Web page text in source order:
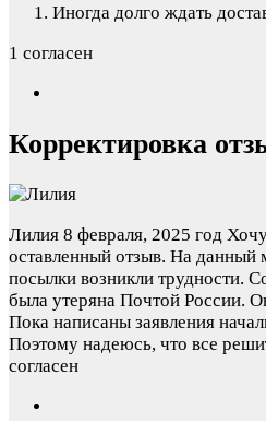
Иногда долго ждать
1 согласен
Корректировка
Лилия 8 февраля, 2025 год
оставленный отзыв. На данный
посылки возникли трудности.
была утеряна Почтой России.
Пока написаны заявления
Поэтому надеюсь, что все
согласен